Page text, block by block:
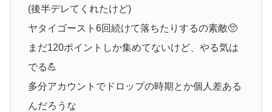
(後半デレてくれたけど)
ヤタイゴースト6回続けて落ちたりするの素敵🥺
まだ120ポイントしか集めてないけど、やる気は
でる💪
多分アカウントでドロップの時期とか個人差ある
んだろうな